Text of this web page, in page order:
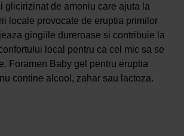
glicirizinat de amoniu care ajuta la
locale provocate de eruptia primilor
gingiile dureroase si contribuie la
local pentru ca cel mic sa se
Foramen Baby gel pentru eruptia
contine alcool, zahar sau lactoza.